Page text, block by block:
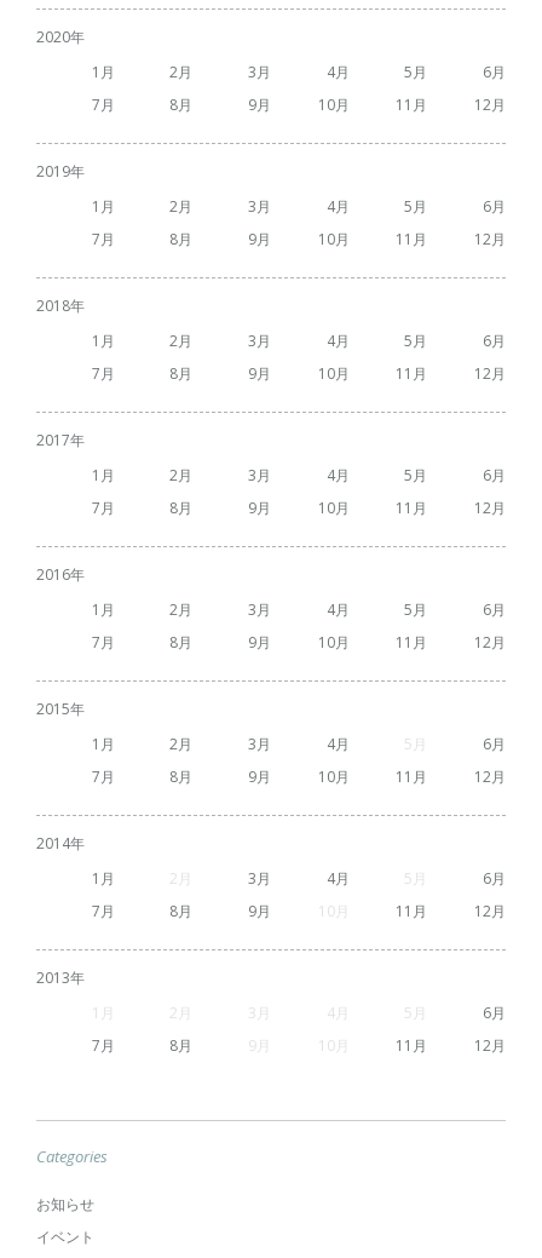
2020
1
2 3 4 5
6
7
8 9 10 11 12
2019
1
2 3 4 5
6
7
8 9 10 11 12
2018
1
2 3 4 5
6
7
8 9 10 11 12
2017
1
2 3 4 5
6
7
8 9 10 11 12
2016
1
2 3 4 5
6
7
8 9 10 11 12
2015
1
2 3 4 5
6
7
8 9 10 11 12
2014
1
2 3 4 5
6
7
8 9 10 11 12
2013
1
2 3 4 5
6
7
8 9 10 11 12
Categories
お知らせ
イベント